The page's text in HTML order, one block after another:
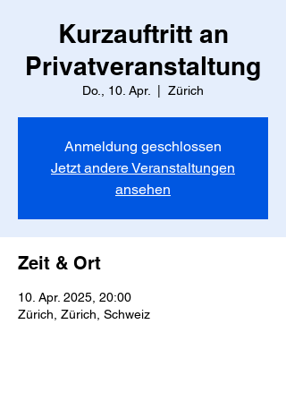
Kurzauftritt an
Privatveranstaltung
Do., 10. Apr. Zürich
Anmeldung geschlossen
Jetzt andere Veranstaltungen
ansehen
Zeit & Ort
10. Apr. 2025, 20:00
Zürich, Zürich, Schweiz